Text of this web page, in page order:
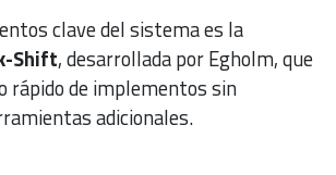
clave del sistema es la
Shift, desarrollada por Egholm, que
rápido de implementos sin
adicionales.